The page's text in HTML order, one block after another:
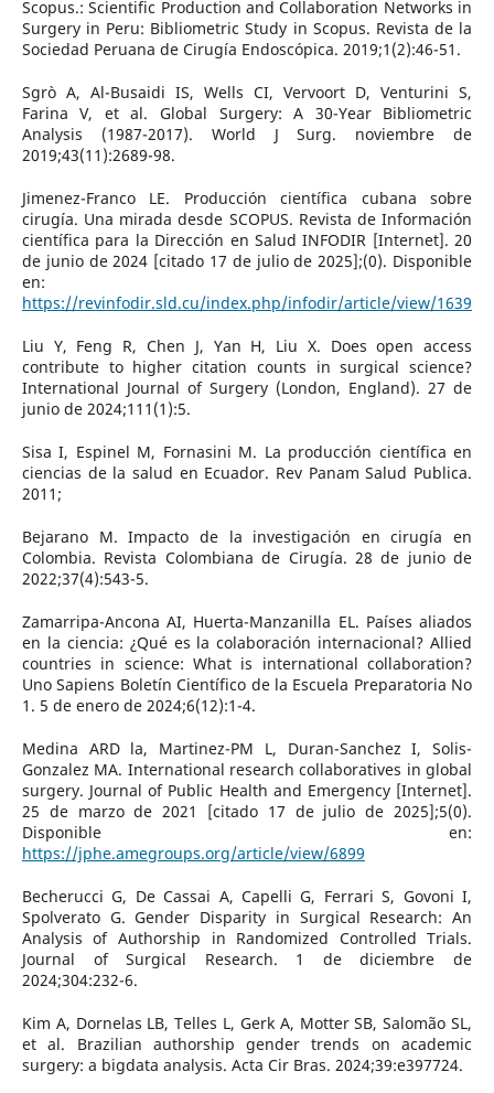
Scopus.: Scientific Production and Collaboration Networks in
Surgery in Peru: Bibliometric Study in Scopus. Revista de la
Sociedad Peruana de Cirugía Endoscópica. 2019;1(2):46-51.
Sgrò A, Al-Busaidi IS, Wells CI, Vervoort D, Venturini S,
Farina V, et al. Global Surgery: A 30-Year Bibliometric
Analysis (1987-2017). World J Surg. noviembre de
2019;43(11):2689-98.
Jimenez-Franco LE. Producción científica cubana sobre
cirugía. Una mirada desde SCOPUS. Revista de Información
científica para la Dirección en Salud INFODIR [Internet]. 20
de junio de 2024 [citado 17 de julio de 2025];(0). Disponible
en:
https://revinfodir.sld.cu/index.php/infodir/article/view/1639
Liu Y, Feng R, Chen J, Yan H, Liu X. Does open access
contribute to higher citation counts in surgical science?
International Journal of Surgery (London, England). 27 de
junio de 2024;111(1):5.
Sisa I, Espinel M, Fornasini M. La producción científica en
ciencias de la salud en Ecuador. Rev Panam Salud Publica.
2011;
Bejarano M. Impacto de la investigación en cirugía en
Colombia. Revista Colombiana de Cirugía. 28 de junio de
2022;37(4):543-5.
Zamarripa-Ancona AI, Huerta-Manzanilla EL. Países aliados
en la ciencia: ¿Qué es la colaboración internacional? Allied
countries in science: What is international collaboration?
Uno Sapiens Boletín Científico de la Escuela Preparatoria No
1. 5 de enero de 2024;6(12):1-4.
Medina ARD la, Martinez-PM L, Duran-Sanchez I, Solis-
Gonzalez MA. International research collaboratives in global
surgery. Journal of Public Health and Emergency [Internet].
25 de marzo de 2021 [citado 17 de julio de 2025];5(0).
Disponible en:
https://jphe.amegroups.org/article/view/6899
Becherucci G, De Cassai A, Capelli G, Ferrari S, Govoni I,
Spolverato G. Gender Disparity in Surgical Research: An
Analysis of Authorship in Randomized Controlled Trials.
Journal of Surgical Research. 1 de diciembre de
2024;304:232-6.
Kim A, Dornelas LB, Telles L, Gerk A, Motter SB, Salomão SL,
et al. Brazilian authorship gender trends on academic
surgery: a bigdata analysis. Acta Cir Bras. 2024;39:e397724.